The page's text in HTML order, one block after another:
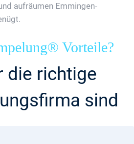
aufräumen Emmingen-
Vorteile?
die richtige
sind